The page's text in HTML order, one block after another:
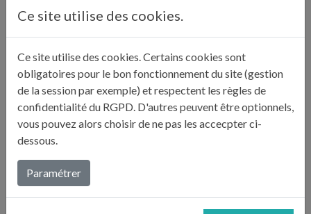
ELLE A TABLE - 11 ADRESSES GASTRONOMIQUES RECOMMANDÉES PAR JULIE ANDRIEU - NOVEMBRE 2024
"Sur ses réseaux, Julie Andrieu nous emmène
en Italie pendant cinq semaines à la
découverte de différentes villes. Entre
adresses culturelles, musées, ...
Ce site utilise des cookies.
Ce site utilise des cookies. Certains cookies sont
obligatoires pour le bon fonctionnement du site (gestion
de la session par exemple) et respectent les règles de
confidentialité du RGPD. D'autres peuvent être optionnels,
vous pouvez alors choisir de ne pas les accecpter ci-
dessous.
Paramétrer